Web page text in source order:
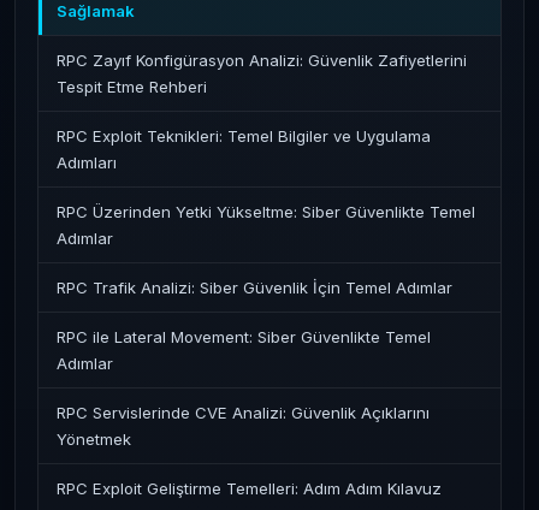
Sağlamak
RPC Zayıf Konfigürasyon Analizi: Güvenlik Zafiyetlerini
Tespit Etme Rehberi
RPC Exploit Teknikleri: Temel Bilgiler ve Uygulama
Adımları
RPC Üzerinden Yetki Yükseltme: Siber Güvenlikte Temel
Adımlar
RPC Trafik Analizi: Siber Güvenlik İçin Temel Adımlar
RPC ile Lateral Movement: Siber Güvenlikte Temel
Adımlar
RPC Servislerinde CVE Analizi: Güvenlik Açıklarını
Yönetmek
RPC Exploit Geliştirme Temelleri: Adım Adım Kılavuz